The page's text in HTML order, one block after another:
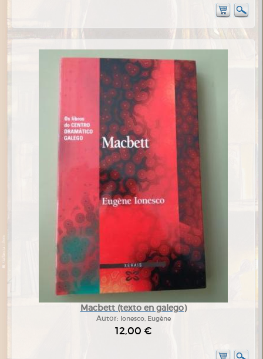
Macbett (texto en galego)
Autor: Ionesco, Eugène
12,00 €